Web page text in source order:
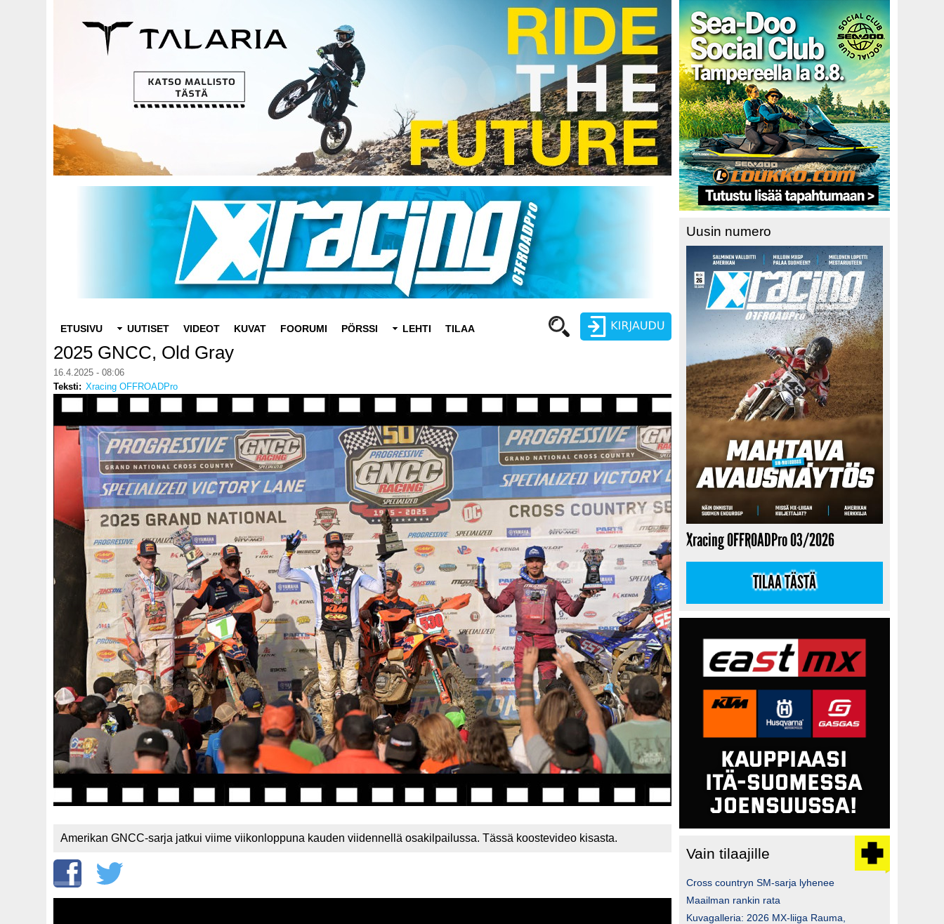
Salasana
Luo uusi käyttäjätili
navigation
ETUSIVU UUTISET VIDEOT KUVAT FOORUMI PÖRSSI LEHTI TILAA
2025 GNCC, Old Gray
16.4.2025 - 08:06
Teksti
Xracing OFFROADPro
Amerikan GNCC-sarja jatkui viime viikonloppuna kauden viidennellä osakilpailussa. Tässä koostevideo kisasta.
Uusin numero
Xracing OFFROADPro 03/2026
TILAA TÄSTÄ
Vain tilaajille
Cross countryn SM-sarja lyhenee
Maailman rankin rata
Kuvagalleria: 2026 MX-liiga Rauma,